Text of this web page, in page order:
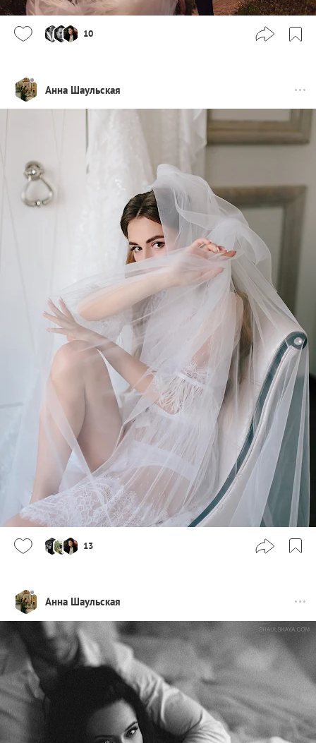
10
Анна Шаульская
13
Анна Шаульская